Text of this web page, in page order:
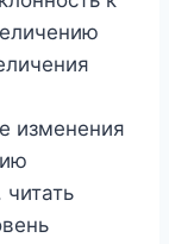
изменения